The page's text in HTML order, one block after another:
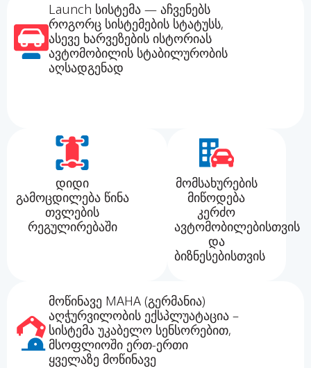
Launch სისტემა — აჩვენებს
როგორც სისტემების სტატუსს,
ასევე ხარვეზების ისტორიას
ავტომობილის სტაბილურობის
აღსადგენად
დიდი
გამოცდილება წინა
თვლების
რეგულირებაში
მომსახურების
მიწოდება
კერძო
ავტომობილებისთვის
და
ბიზნესებისთვის
მოწინავე MAHA (გერმანია)
აღჭურვილობის ექსპლუატაცია –
სისტემა უკაბელო სენსორებით,
მსოფლიოში ერთ-ერთი
ყველაზე მოწინავე